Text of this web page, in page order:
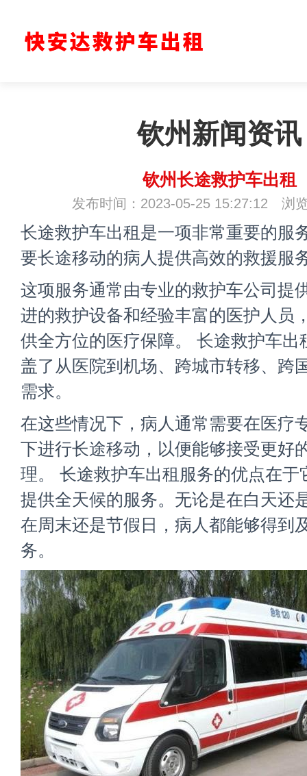
钦州新闻资讯
钦州长途救护车出租
发布时间：2023-05-25 15:27:12 浏
长途救护车出租 是一项非常重要的服
要长途移动的病人提供高效的救援服
这项服务通常由专业的救护车公司提
进的救护设备和经验丰富的医护人员
供全方位的医疗保障。 长途救护车出
盖了从医院到机场、跨城市转移、跨
需求。
在这些情况下，病人通常需要在医疗
下进行长途移动，以便能够接受更好
理。 长途救护车出租服务的优点在于
提供全天候的服务。无论是在白天还
在周末还是节假日，病人都能够得到
务。